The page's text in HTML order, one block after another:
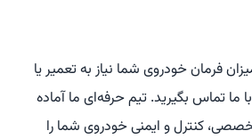
فرمان خودروی شما نیاز به تعمیر یا
ما تماس بگیرید. تیم حرفه‌ای ما آماده
کنترل و ایمنی خودروی شما را